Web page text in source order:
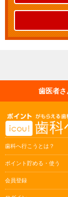
歯医者
歯科へ行こうとは？
ポイント貯める・使う
会員登録